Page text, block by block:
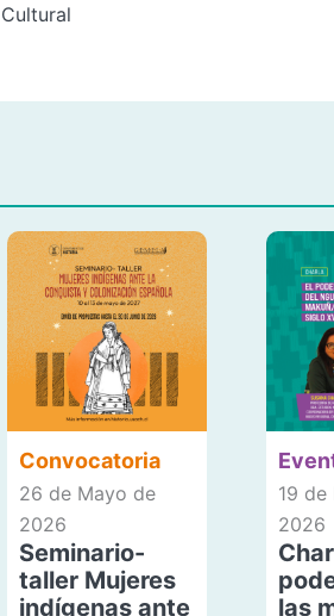
Convocatoria
26 de Mayo de
2026
Seminario-
taller Mujeres
indígenas ante
19 de
2026
las